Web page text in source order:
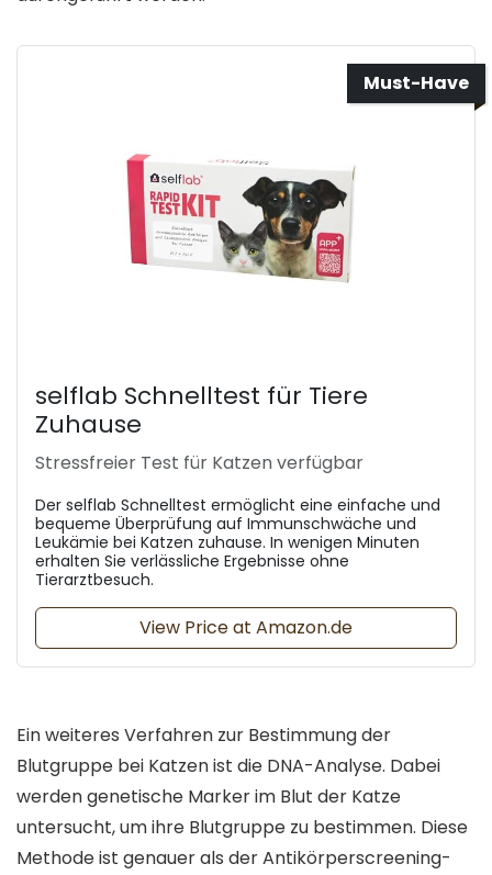
Must-Have
selflab Schnelltest für Tiere
Zuhause
Stressfreier Test für Katzen verfügbar
Der selflab Schnelltest ermöglicht eine einfache und
bequeme Überprüfung auf Immunschwäche und
Leukämie bei Katzen zuhause. In wenigen Minuten
erhalten Sie verlässliche Ergebnisse ohne
Tierarztbesuch.
View Price at Amazon.de
Ein weiteres Verfahren zur Bestimmung der
Blutgruppe bei Katzen ist die DNA-Analyse. Dabei
werden genetische Marker im Blut der Katze
untersucht, um ihre Blutgruppe zu bestimmen. Diese
Methode ist genauer als der Antikörperscreening-